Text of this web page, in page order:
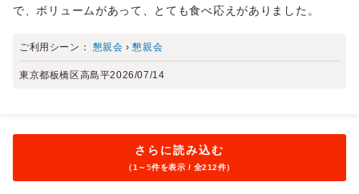
で、ボリュームがあって、とても食べ応えがありました。
ご利用シーン： 懇親会 ›懇親会
東京都板橋区高島平2026/07/14
さらに読み込む
（1～5件を表示 / 全212件）